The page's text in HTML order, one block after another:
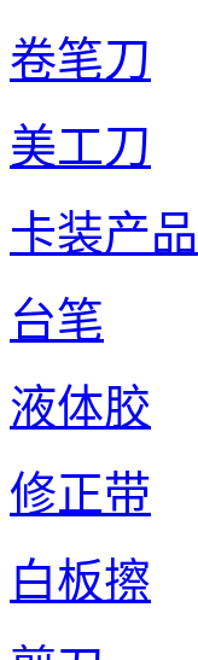
卷笔刀
美工刀
卡装产品
台笔
液体胶
修正带
白板擦